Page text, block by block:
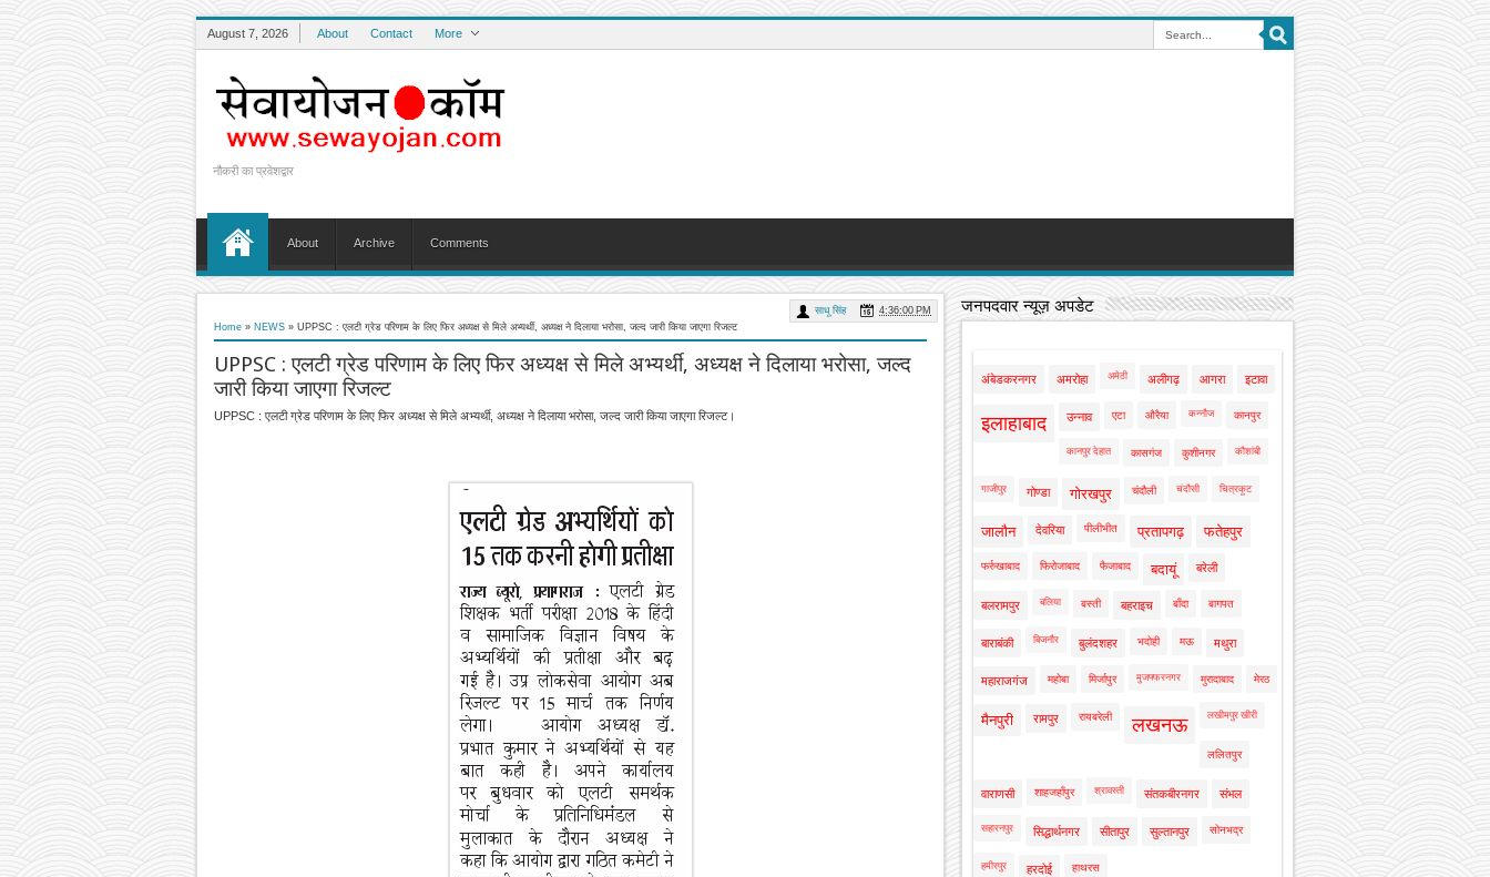
August 7, 2026 About Contact More
नौकरी का प्रवेशद्वार
About Archive Comments
Home » NEWS » UPPSC : एलटी ग्रेड परिणाम के लिए फिर अध्यक्ष से मिले अभ्यर्थी, अध्यक्ष ने दिलाया भरोसा, जल्द जारी किया जाएगा रिजल्ट
UPPSC : एलटी ग्रेड परिणाम के लिए फिर अध्यक्ष से मिले अभ्यर्थी, अध्यक्ष ने दिलाया भरोसा, जल्द
जारी किया जाएगा रिजल्ट
साधू सिंह 4:36:00 PM
UPPSC : एलटी ग्रेड परिणाम के लिए फिर अध्यक्ष से मिले अभ्यर्थी, अध्यक्ष ने दिलाया भरोसा, जल्द जारी किया जाएगा रिजल्ट।
जनपदवार न्यूज़ अपडेट
अंबेडकरनगर अमरोहा अमेठी अलीगढ़ आगरा इटावा
इलाहाबाद उन्नाव एटा औरैया कन्नौज कानपुर
कानपुर देहात कासगंज कुशीनगर कौशांबी
गाजीपुर गोण्डा गोरखपुर चंदौली चंदौसी चित्रकूट
जालौन देवरिया पीलीभीत प्रतापगढ़ फतेहपुर
फर्रुखाबाद फिरोजाबाद फैजाबाद बदायूं बरेली
बलरामपुर बलिया बस्ती बहराइच बाँदा बागपत
बाराबंकी बिजनौर बुलंदशहर भदोही मऊ मथुरा
महाराजगंज महोबा मिर्जापुर मुजफ्फरनगर मुरादाबाद मेरठ
मैनपुरी रामपुर रायबरेली लखनऊ लखीमपुर खीरी
ललितपुर
वाराणसी शाहजहाँपुर श्रावस्ती संतकबीरनगर संभल
सहारनपुर सिद्धार्थनगर सीतापुर सुल्तानपुर सोनभद्र
हमीरपुर हरदोई हाथरस